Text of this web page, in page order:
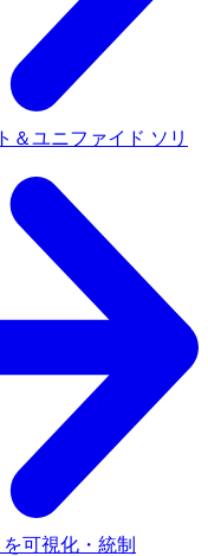
＆ユニファイド ソリ
可視化・統制